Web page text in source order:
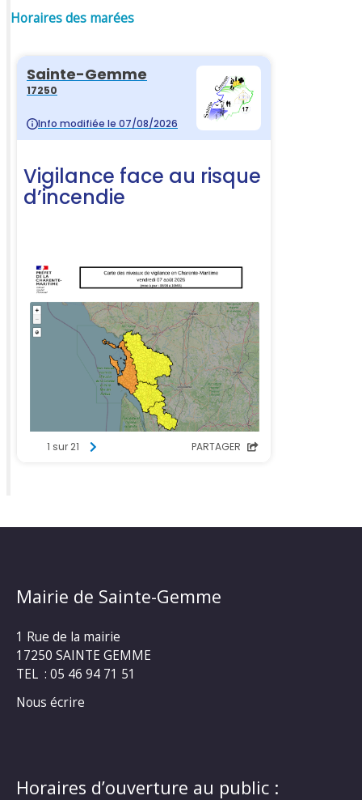
Horaires des marées
Mairie de Sainte-Gemme
1 Rue de la mairie
17250 SAINTE GEMME
TEL : 05 46 94 71 51
Nous écrire
Horaires d’ouverture au public :